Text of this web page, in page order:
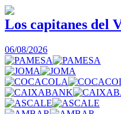
Los capitanes del
06/08/2026